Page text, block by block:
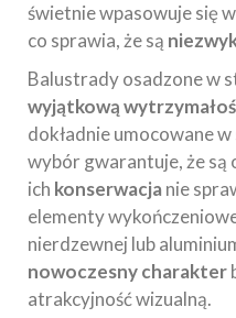
świetnie wpasowuje się
co sprawia, że są
Balustrady osadzone w
wyjątkową
dokładnie umocowane
wybór gwarantuje, że są
ich konserwacjanie
elementy
nierdzewnej lub
nowoczesny charakter
atrakcyjność wizualną.